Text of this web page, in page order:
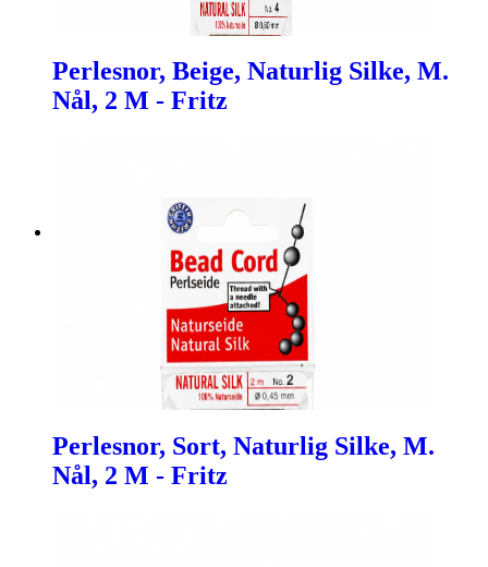
Perlesnor, Beige, Naturlig Silke, M.
Nål, 2 M - Fritz
Perlesnor, Sort, Naturlig Silke, M.
Nål, 2 M - Fritz